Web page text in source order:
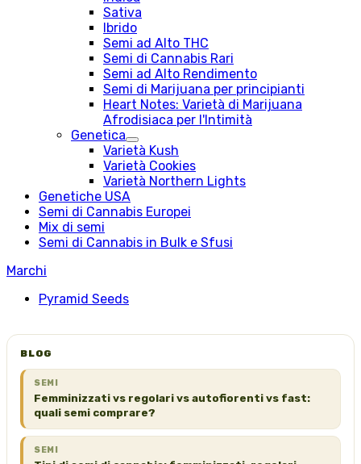
Sativa
Ibrido
Semi ad Alto THC
Semi di Cannabis Rari
Semi ad Alto Rendimento
Semi di Marijuana per principianti
Heart Notes: Varietà di Marijuana
Afrodisiaca per l'Intimità
Genetica
Varietà Kush
Varietà Cookies
Varietà Northern Lights
Genetiche USA
Semi di Cannabis Europei
Mix di semi
Semi di Cannabis in Bulk e Sfusi
Marchi
Pyramid Seeds
BLOG
SEMI
Femminizzati vs regolari vs autofiorenti vs fast:
quali semi comprare?
SEMI